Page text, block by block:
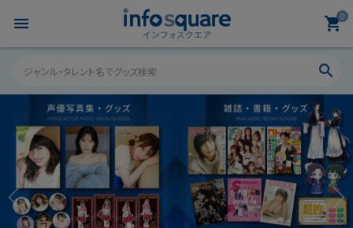
menu 0
shopping_cart
search
search
ACCOUNT MENU
ようこそ ゲスト 様